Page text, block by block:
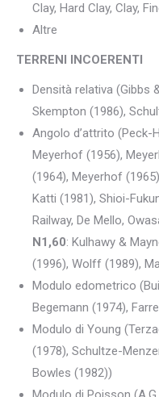
Clay, Hard Clay, Clay,
Altre
TERRENI INCOERENTI
Densità relativa (Gibbs
Skempton (1986),
Angolo d’attrito (Peck-
Meyerhof (1956),
(1964), Meyerhof
Katti (1981), Shioi-
Railway, De Mello,
N1,60: Kulhawy &
(1996), Wolff (1989),
Modulo edometrico
Begemann (1974),
Modulo di Young
(1978), Schultze-
Bowles (1982))